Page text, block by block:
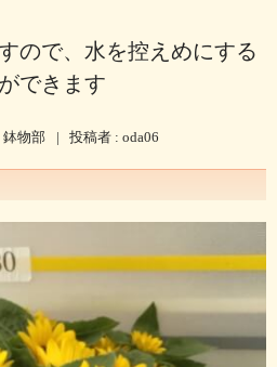
ので、水を控えめにする
できます
鉢物部 | 投稿者 : oda06